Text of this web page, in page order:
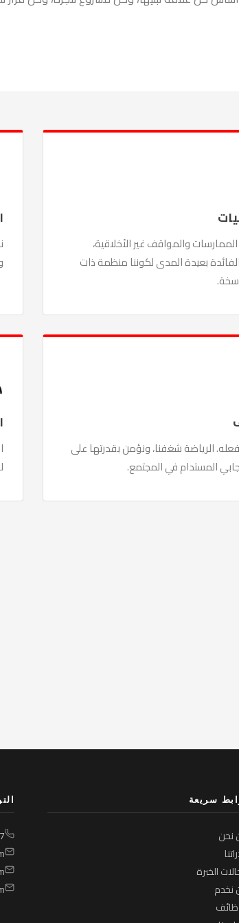
والمواقف غير الأخلاقية،
بعيدة المدى لكوننا منظمة ذات
الرياضة شغفنا، ونؤمن بقدرتها على
المستدام في المجتمع.
سريعة
نحن
الخبرة
نخدم